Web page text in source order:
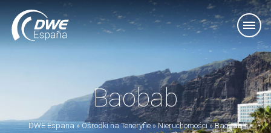
Baobab
DWE Espana »Ośrodki na Teneryfie»Nieruchomości»Baobab